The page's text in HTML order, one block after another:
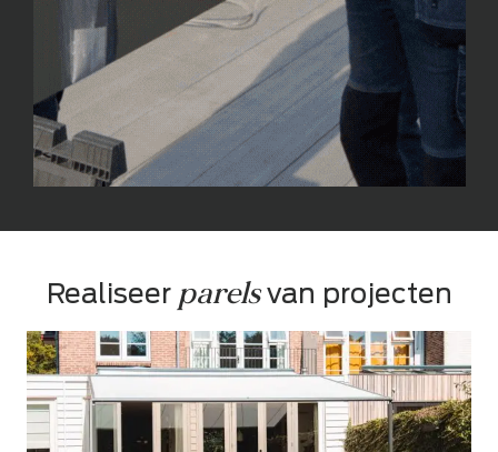
Realiseer parels van projecten